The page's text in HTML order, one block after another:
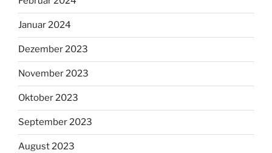
Januar 2024
Dezember 2023
November 2023
Oktober 2023
September 2023
August 2023